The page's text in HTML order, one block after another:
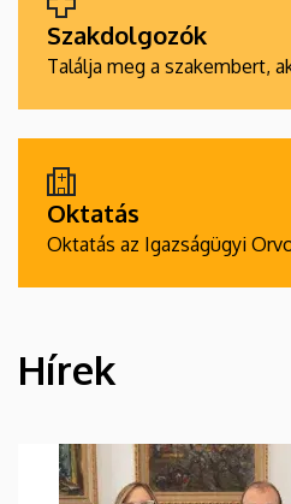
Szakdolgozók
Találja meg a szakembert,
Oktatás
Oktatás az Igazságügyi
HÍREK
Hírek